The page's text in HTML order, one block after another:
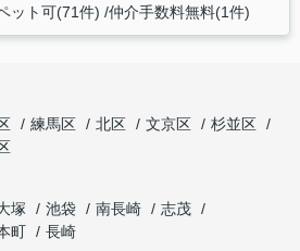
ット可(71件) 仲介手数料無料(1件)
練馬区 北区 文京区
杉並区
塚 池袋 南長崎
志茂
町
長崎